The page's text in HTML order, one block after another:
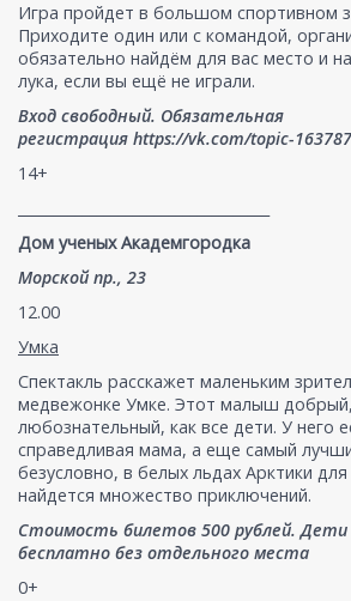
Игра пройдет в большом спортивном
Приходите один или с командой,
обязательно найдём для вас место и
лука, если вы ещё не играли.
Вход свободный. Обязательная
регистрация https://vk.com/topic-
14+
Дом ученых Академгородка
Морской пр., 23
12.00
Умка
Спектакль расскажет маленьким
медвежонке Умке. Этот малыш
любознательный, как все дети. У него
справедливая мама, а еще самый
безусловно, в белых льдах Арктики
найдется множество приключений.
Стоимость билетов 500 рублей. Дети
бесплатно без отдельного места
0+